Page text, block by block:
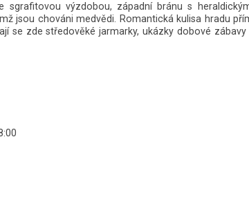
sgrafitovou výzdobou, západní bránu s
jsou chováni medvědi. Romantická kulisa hradu
se zde středověké jarmarky, ukázky dobové